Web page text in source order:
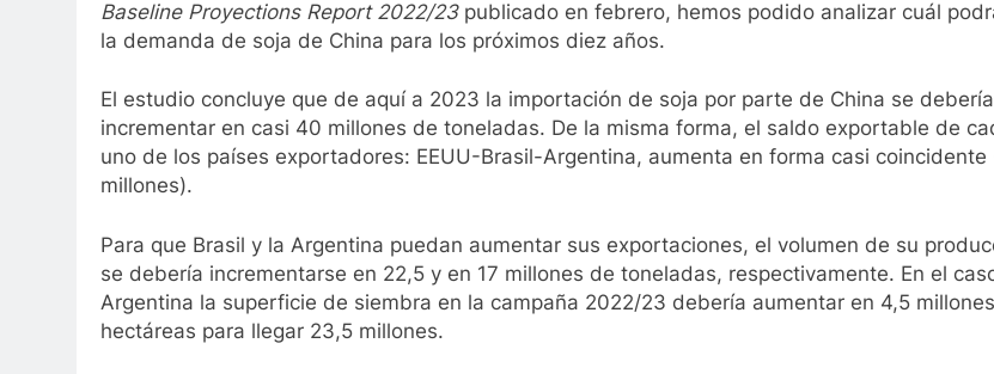
Baseline Proyections Report 2022/23 publicado en febrero, hemos podido analizar cuál
la demanda de soja de China para los próximos diez años.
El estudio concluye que de aquí a 2023 la importación de soja por parte de China se debería
incrementar en casi 40 millones de toneladas. De la misma forma, el saldo exportable de
uno de los países exportadores: EEUU-Brasil-Argentina, aumenta en forma casi coincidente
millones).
Para que Brasil y la Argentina puedan aumentar sus exportaciones, el volumen de su
se debería incrementarse en 22,5 y en 17 millones de toneladas, respectivamente. En el
Argentina la superficie de siembra en la campaña 2022/23 debería aumentar en 4,5
hectáreas para llegar 23,5 millones.